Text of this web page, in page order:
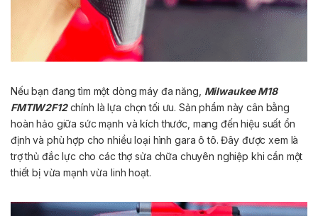
Nếu bạn đang tìm một dòng máy đa năng, Milwaukee M18
FMTIW2F12chính là lựa chọn tối ưu. Sản phẩm này cân bằng
hoàn hảo giữa sức mạnh và kích thước, mang đến hiệu suất ổn
định và phù hợp cho nhiều loại hình gara ô tô. Đây được xem là
trợ thủ đắc lực cho các thợ sửa chữa chuyên nghiệp khi cần một
thiết bị vừa mạnh vừa linh hoạt.